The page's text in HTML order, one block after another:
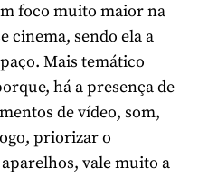
foco muito maior na
cinema, sendo ela a
Mais temático
há a presença de
de vídeo, som,
priorizar o
vale muito a